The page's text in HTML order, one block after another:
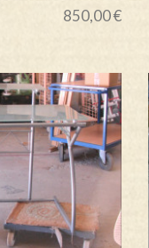
850,00 €